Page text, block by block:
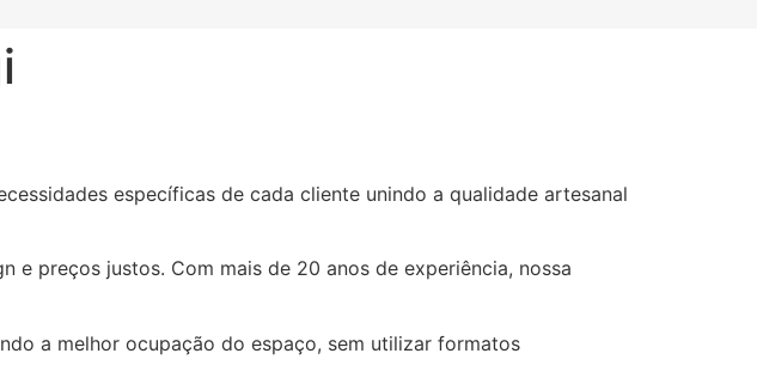
específicas de cada cliente unindo a qualidade artesanal
e preços justos. Com mais de 20 anos de experiência, nossa
a melhor ocupação do espaço, sem utilizar formatos